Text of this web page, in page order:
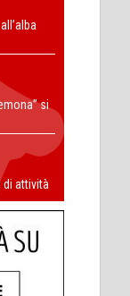
si
di attività